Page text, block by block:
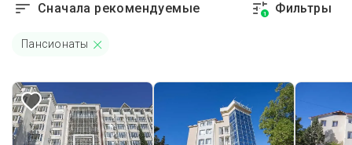
Сначала рекомендуемые 1 Фильтры
Пансионаты